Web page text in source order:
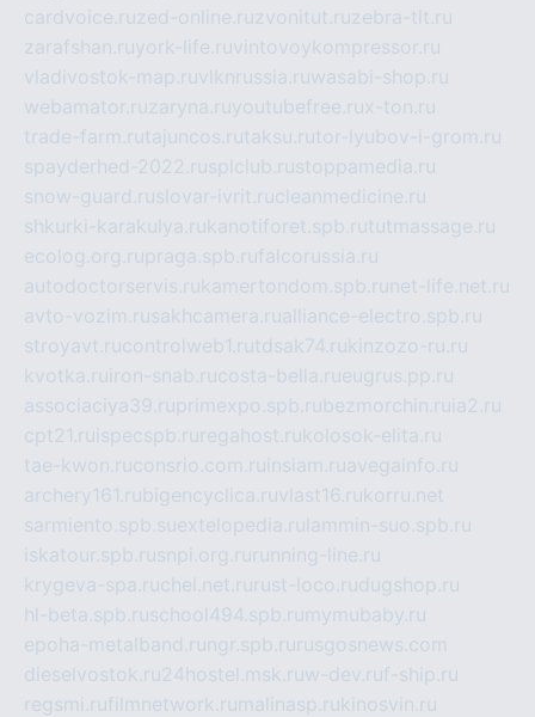
cardvoice.ruzed-online.ruzvonitut.ruzebra-tlt.ru
zarafshan.ruyork-life.ruvintovoykompressor.ru
vladivostok-map.ruvlknrussia.ruwasabi-shop.ru
webamator.ruzaryna.ruyoutubefree.rux-ton.ru
trade-farm.rutajuncos.rutaksu.rutor-lyubov-i-grom.ru
spayderhed-2022.rusplclub.rustoppamedia.ru
snow-guard.ruslovar-ivrit.rucleanmedicine.ru
shkurki-karakulya.rukanotiforet.spb.rututmassage.ru
ecolog.org.rupraga.spb.rufalcorussia.ru
autodoctorservis.rukamertondom.spb.ru net-life.net.ru
avto-vozim.rusakhcamera.rualliance-electro.spb.ru
stroyavt.rucontrolweb1.rutdsak74.rukinzozo-ru.ru
kvotka.ru iron-snab.rucosta-bella.rueugrus.pp.ru
associaciya39.ruprimexpo.spb.rubezmorchin.ru ia2.ru
cpt21.ru ispecspb.ru regahost.rukolosok-elita.ru
tae-kwon.ruconsrio.com.ru insiam.ruavegainfo.ru
archery161.rubigencyclica.ruvlast16.rukorru.net
sarmiento.spb.suextelopedia.ru lammin-suo.spb.ru
iskatour.spb.rusnpi.org.ru running-line.ru
krygeva-spa.ruchel.net.ru rust-loco.rudugshop.ru
hl-beta.spb.ruschool494.spb.ru mymubaby.ru
epoha-metalband.ru ngr.spb.ru rusgosnews.com
dieselvostok.ru24hostel.msk.ruw-dev.ruf-ship.ru
regsmi.rufilmnetwork.ru malinasp.rukinosvin.ru